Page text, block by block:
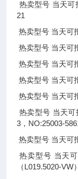
热卖型号 当天可
21
热卖型号 当天可
热卖型号 当天可
热卖型号 当天可
热卖型号 当天可
热卖型号 当天可
热卖型号 当天可
3 ， NO:25003-
热卖型号 当天可
热卖型号 当天
（L019.5020-VW）